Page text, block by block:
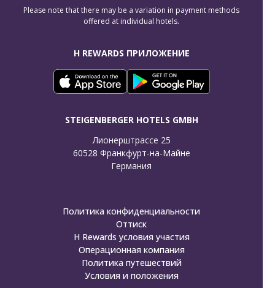
H REWARDS ПРИЛОЖЕНИЕ
STEIGENBERGER HOTELS GMBH
Лионерштрассе 25
60528 Франкфурт-на-Майне
Германия
Please note that there may be a variation in payment methods
offered at individual hotels.
Политика конфиденциальности
Оттиск
H Rewards условия участия
Операционная компания
Политика путешествий
Условия и положения